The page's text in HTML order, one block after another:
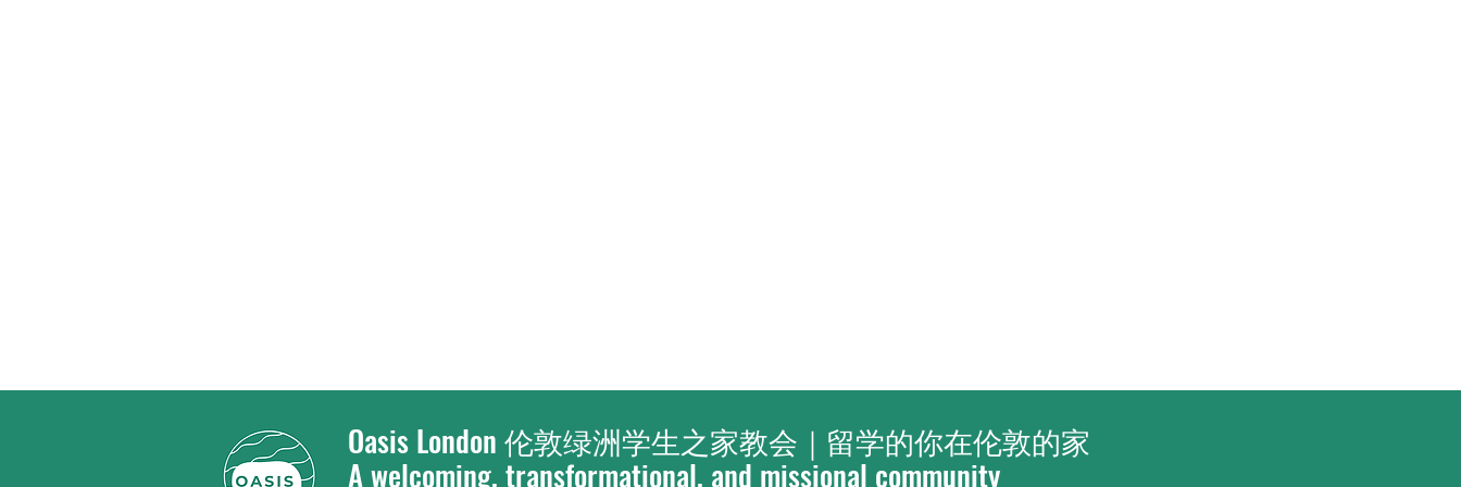
Oasis London 伦敦绿洲学生之家教会｜留学的你在伦敦的家
A welcoming, transformational, and missional community